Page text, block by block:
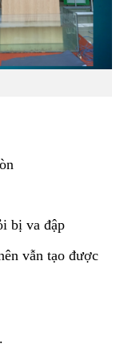
bị va đập
vẫn tạo được